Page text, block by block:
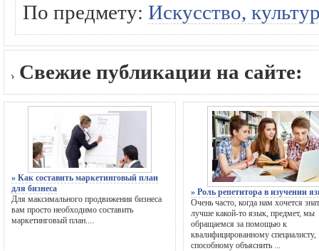
По предмету: Искусство,
Свежие публикации на сайте:
» Как составить маркетинговый план
для бизнеса
Для максимального продвижения бизнеса
вам просто необходимо составить
маркетинговый план....
» Роль репетитора в изучении
Очень часто, когда нам хочется
лучше какой-то язык, предмет, мы
обращаемся за помощью к
квалифицированному специалисту,
способному объяснить ...